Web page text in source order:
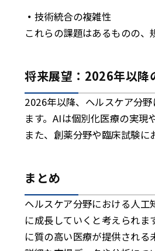
技術統合の複雑性
これらの課題はあるものの、
将来展望：2026年以降
2026年以降、ヘルスケア分
ます。AIは個別化医療の実
また、創薬分野や臨床試験
まとめ
ヘルスケア分野における人
に成長していくと考えられ
に質の高い医療が提供される